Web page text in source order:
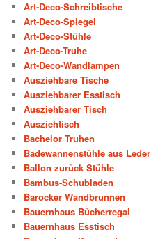
Art-Deco-Schreibtische
Art-Deco-Spiegel
Art-Deco-Stühle
Art-Deco-Truhe
Art-Deco-Wandlampen
Ausziehbare Tische
Ausziehbarer Esstisch
Ausziehbarer Tisch
Ausziehtisch
Bachelor Truhen
Badewannenstühle aus Leder
Ballon zurück Stühle
Bambus-Schubladen
Barocker Wandbrunnen
Bauernhaus Bücherregal
Bauernhaus Esstisch